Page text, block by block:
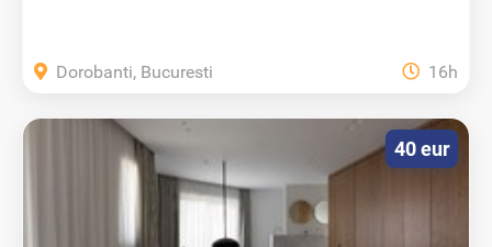
Dorobanti, Bucuresti 16h
40 eur